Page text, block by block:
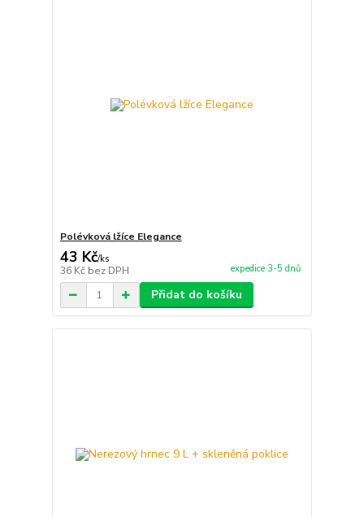
Polévková lžíce Elegance
43 Kč/ks
36 Kč bez DPH expedice 3-5 dnů
Přidat do košíku